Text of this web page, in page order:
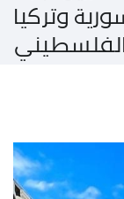
وتركيا
الفلسطيني